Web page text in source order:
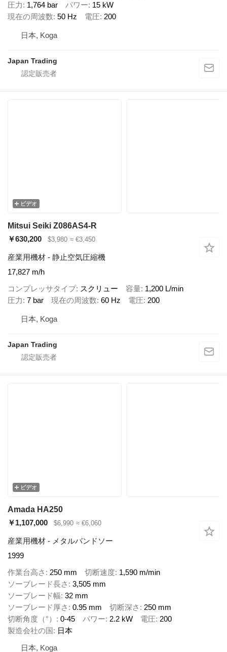
圧力
1,764 bar パワー 15 kW
現在の周波数 50 Hz 電圧 200
日本, Koga
Japan Trading
ビデオ
Mitsui Seiki Z086AS4-R
￥630,200
$3,980 ≈ €3,450
産業用機材 - 静止空気圧縮機
17,827 m/h
コンプレッサタイプ スクリュー 容量 1,200 L/min
圧力 7 bar 現在の周波数 60 Hz 電圧 200
日本, Koga
Japan Trading
ビデオ
Amada HA250
￥1,107,000
$6,990 ≈ €6,060
産業用機材 - メタルバンドソー
1999
作業台高さ
250 mm 切断速度 1,590 m/min
ソーブレード長さ
3,505 mm
ソーブレード幅 32 mm
ソーブレード厚さ
0.95 mm 切断深さ
250 mm
切断角度（°）
0-45 パワー 2.2 kW 電圧 200
製造会社の国
日本
日本, Koga